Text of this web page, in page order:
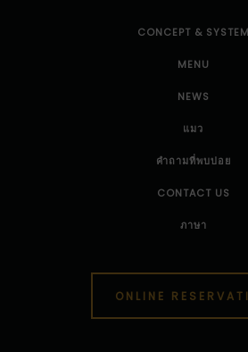
CONCEPT & SYSTEM
MENU
NEWS
แมว
คำถามที่พบบ่อย
CONTACT US
ภาษา
ONLINE